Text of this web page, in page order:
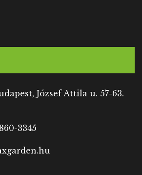
József Attila u. 57-63.
3345